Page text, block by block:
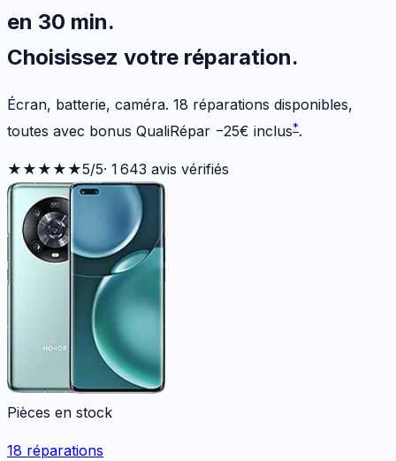
en 30 min.
Choisissez votre réparation.
Écran, batterie, caméra. 18 réparations disponibles,
toutes avec bonus QualiRépar −25€ inclus*.
★★★★★5/5· 1 643 avis vérifiés
Pièces en stock
18 réparations